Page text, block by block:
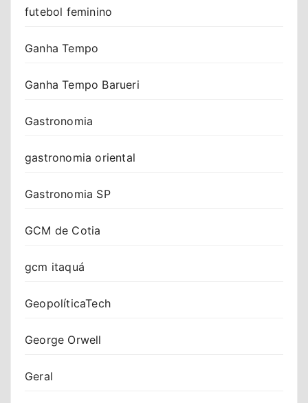
futebol feminino
Ganha Tempo
Ganha Tempo Barueri
Gastronomia
gastronomia oriental
Gastronomia SP
GCM de Cotia
gcm itaquá
GeopolíticaTech
George Orwell
Geral